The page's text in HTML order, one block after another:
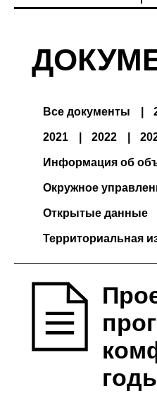
Все документы
2021 2022
Информация об
Окружное
Открытые данные
Территориальная